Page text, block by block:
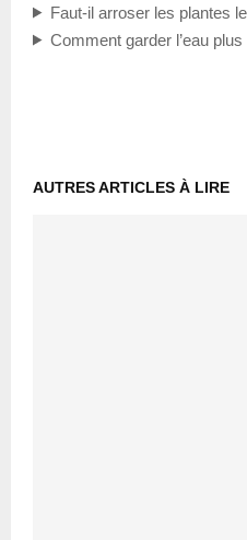
Faut-il arroser les plantes
Comment garder l’eau
AUTRES ARTICLES À LIRE